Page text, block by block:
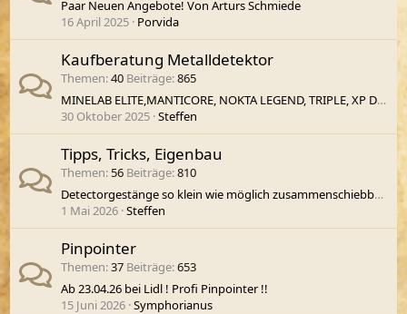
Paar Neuen Angebote! Von Arturs Schmiede
16 April 2025 Porvida
Kaufberatung Metalldetektor
Themen 40 Beiträge 865
MINELAB ELITE,MANTICORE, NOKTA LEGEND, TRIPLE, XP DEUS II, GARRETT APEX BEACH DEPTH TEST
30 Oktober 2025 Steffen
Tipps, Tricks, Eigenbau
Themen 56 Beiträge 810
Detectorgestänge so klein wie möglich zusammenschiebbar?
1 Mai 2026 Steffen
Pinpointer
Themen 37 Beiträge 653
Ab 23.04.26 bei Lidl ! Profi Pinpointer !!
15 Juni 2026 Symphorianus